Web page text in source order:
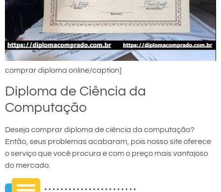
comprar diploma online/caption]
Diploma de Ciência da
Computação
Deseja comprar diploma de ciência da computação?
Então, seus problemas acabaram, pois nosso site oferece
o serviço que você procura e com o preço mais vantajoso
do mercado.